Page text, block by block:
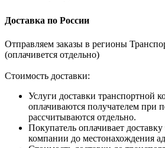
Доставка по России
Отправляем заказы в регионы
(оплачивется отдельно)
Стоимость доставки:
Услуги доставки транспортной
оплачиваются получателем при
рассчитываются отдельно.
Покупатель оплачивает
компании до местонахождения